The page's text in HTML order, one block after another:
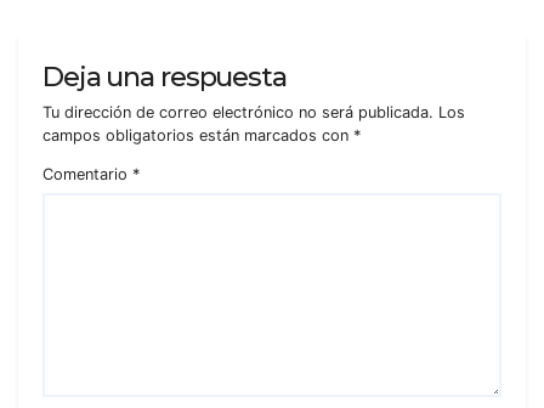
Deja una respuesta
Tu dirección de correo electrónico no será publicada. Los
campos obligatorios están marcados con *
Comentario *